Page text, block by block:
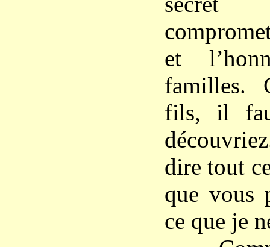
et
familles.
fils, il
dire tout
que vous
ce que je